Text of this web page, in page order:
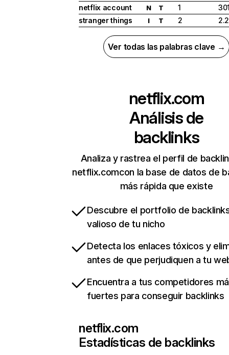
netflix account
N T 1
stranger things
I T 2
Ver todas las palabras clave →
netflix.com
Análisis de
backlinks
Analiza y rastrea el perfil de
netflix.comcon la base de datos de
más rápida que existe
Descubre el portfolio de
valioso de tu nicho
Detecta los enlaces tóxicos y
antes de que perjudiquen a tu
Encuentra a tus competidores
fuertes para conseguir backlinks
netflix.com
Estadísticas de backlinks